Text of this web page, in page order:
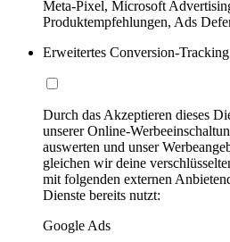
Meta-Pixel, Microsoft
Produktempfehlungen, Ads
Erweitertes Conversion-Tracking
Durch das Akzeptieren dieses
unserer Online-
auswerten und unser
gleichen wir deine
mit folgenden externen
Dienste bereits nutzt:
Google Ads